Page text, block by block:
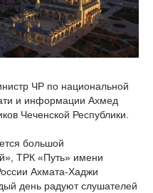
ЧР по национальной
и информации Ахмед
Чеченской Республики.
большой
ТРК «Путь» имени
Ахмата-Хаджи
день радуют слушателей